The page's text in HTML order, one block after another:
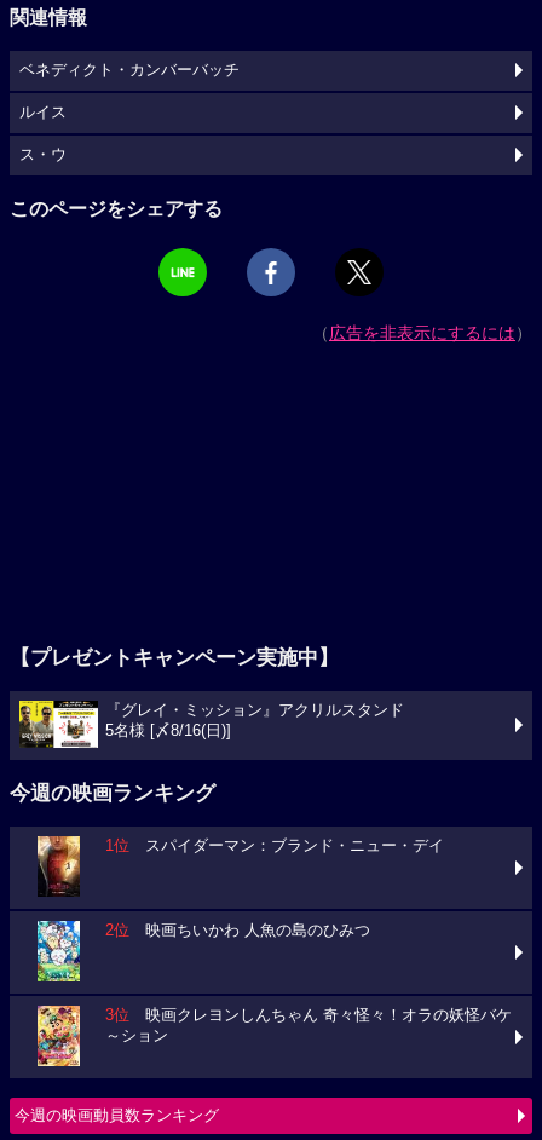
関連情報
ベネディクト・カンバーバッチ
ルイス
ス・ウ
このページをシェアする
（広告を非表示にするには）
【プレゼントキャンペーン実施中】
『グレイ・ミッション』アクリルスタンド
5名様 [〆8/16(日)]
今週の映画ランキング
1位 スパイダーマン：ブランド・ニュー・デイ
2位 映画ちいかわ 人魚の島のひみつ
3位 映画クレヨンしんちゃん 奇々怪々！オラの妖怪バケ
～ション
今週の映画動員数ランキング